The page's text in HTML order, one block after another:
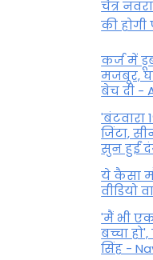
चैत्र
की होगी
कर्ज में
मजबूर,
बेच दी -
'बंटवारा
जिंटा,
सुन हुईं
ये कैसा
वीडियो
'मैं भी
बच्चा
सिंह -